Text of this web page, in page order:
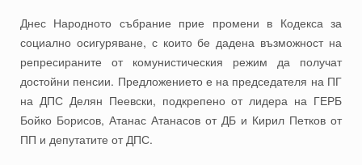
Днес Народното събрание прие промени в Кодекса за
социално осигуряване, с които бе дадена възможност на
репресираните от комунистическия режим да получат
достойни пенсии. Предложението е на председателя на ПГ
на ДПС Делян Пеевски, подкрепено от лидера на ГЕРБ
Бойко Борисов, Атанас Атанасов от ДБ и Кирил Петков от
ПП и депутатите от ДПС.